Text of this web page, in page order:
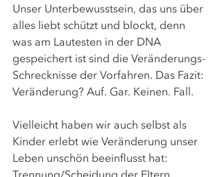
Unser Unterbewusstsein, das uns über
alles liebt schützt und blockt, denn
was am Lautesten in der DNA
gespeichert ist sind die Veränderungs-
Schrecknisse der Vorfahren. Das Fazit:
Veränderung? Auf. Gar. Keinen. Fall.
Vielleicht haben wir auch selbst als
Kinder erlebt wie Veränderung unser
Leben unschön beeinflusst hat: